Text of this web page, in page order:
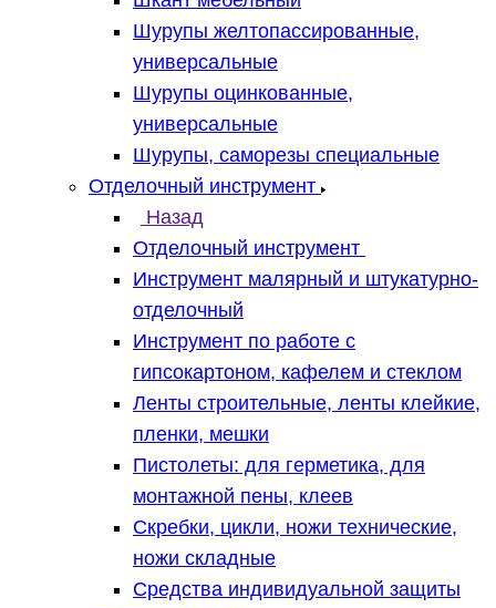
Шурупы желтопассированные,
универсальные
Шурупы оцинкованные,
универсальные
Шурупы, саморезы специальные
Отделочный инструмент
Назад
Отделочный инструмент
Инструмент малярный и штукатурно-
отделочный
Инструмент по работе с
гипсокартоном, кафелем и стеклом
Ленты строительные, ленты клейкие,
пленки, мешки
Пистолеты: для герметика, для
монтажной пены, клеев
Скребки, цикли, ножи технические,
ножи складные
Средства индивидуальной защиты